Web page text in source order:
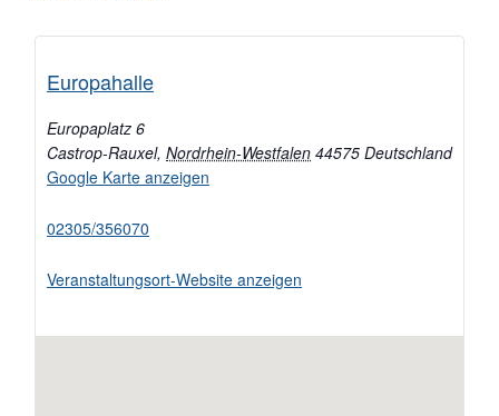
Europahalle
Europaplatz 6
Castrop-Rauxel, Nordrhein-Westfalen 44575 Deutschland
Google Karte anzeigen
02305/356070
Veranstaltungsort-Website anzeigen